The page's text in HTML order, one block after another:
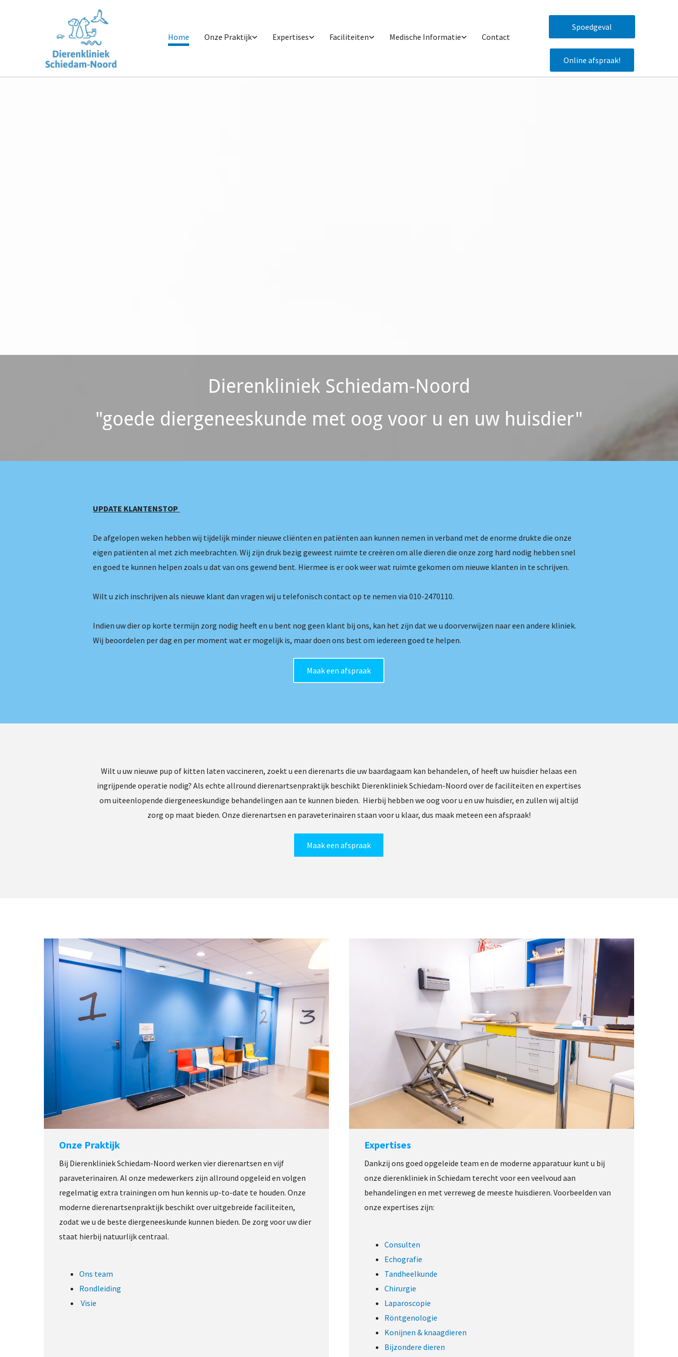
Home Onze Praktijk Expertises Faciliteiten Medische Informatie Contact
Spoedgeval
Online afspraak!
Dierenkliniek Schiedam-Noord
"goede diergeneeskunde met oog voor u en uw huisdier"
UPDATE KLANTENSTOP
De afgelopen weken hebben wij tijdelijk minder nieuwe cliënten en patiënten aan kunnen nemen in verband met de enorme drukte die onze
eigen patiënten al met zich meebrachten. Wij zijn druk bezig geweest ruimte te creëren om alle dieren die onze zorg hard nodig hebben snel
en goed te kunnen helpen zoals u dat van ons gewend bent. Hiermee is er ook weer wat ruimte gekomen om nieuwe klanten in te schrijven.
Wilt u zich inschrijven als nieuwe klant dan vragen wij u telefonisch contact op te nemen via 010-2470110.
Indien uw dier op korte termijn zorg nodig heeft en u bent nog geen klant bij ons, kan het zijn dat we u doorverwijzen naar een andere kliniek.
Wij beoordelen per dag en per moment wat er mogelijk is, maar doen ons best om iedereen goed te helpen.
Maak een afspraak
Wilt u uw nieuwe pup of kitten laten vaccineren, zoekt u een dierenarts die uw baardagaam kan behandelen, of heeft uw huisdier helaas een
ingrijpende operatie nodig? Als echte allround dierenartsenpraktijk beschikt Dierenkliniek Schiedam-Noord over de faciliteiten en expertises
om uiteenlopende diergeneeskundige behandelingen aan te kunnen bieden. Hierbij hebben we oog voor u en uw huisdier, en zullen wij altijd
zorg op maat bieden. Onze dierenartsen en paraveterinairen staan voor u klaar, dus maak meteen een afspraak!
Maak een afspraak
Onze Praktijk
Bij Dierenkliniek Schiedam-Noord werken vier dierenartsen en vijf
paraveterinairen. Al onze medewerkers zijn allround opgeleid en volgen
regelmatig extra trainingen om hun kennis up-to-date te houden. Onze
moderne dierenartsenpraktijk beschikt over uitgebreide faciliteiten,
zodat we u de beste diergeneeskunde kunnen bieden. De zorg voor uw dier
staat hierbij natuurlijk centraal.
Ons team
Rondleiding
Visie
Expertises
Dankzij ons goed opgeleide team en de moderne apparatuur kunt u bij
onze dierenkliniek in Schiedam terecht voor een veelvoud aan
behandelingen en met verreweg de meeste huisdieren. Voorbeelden van
onze expertises zijn:
Consulten
Echografie
Tandheelkunde
Chirurgie
Laparoscopie
Röntgenologie
Konijnen & knaagdieren
Bijzondere dieren